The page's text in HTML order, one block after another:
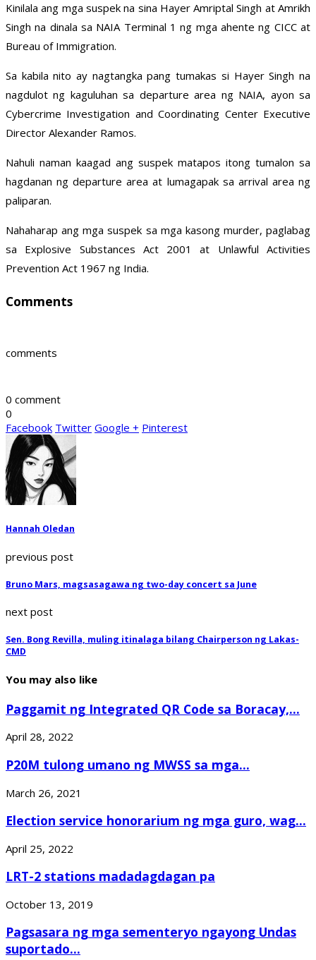
Kinilala ang mga suspek na sina Hayer Amriptal Singh at Amrikh
Singh na dinala sa NAIA Terminal 1 ng mga ahente ng CICC at
Bureau of Immigration.
Sa kabila nito ay nagtangka pang tumakas si Hayer Singh na
nagdulot ng kaguluhan sa departure area ng NAIA, ayon sa
Cybercrime Investigation and Coordinating Center Executive
Director Alexander Ramos.
Nahuli naman kaagad ang suspek matapos itong tumalon sa
hagdanan ng departure area at luma­gapak sa arrival area ng
paliparan.
Nahaharap ang mga suspek sa mga kasong murder, paglabag
sa Explosive Substances Act 2001 at Unlawful Activities
Prevention Act 1967 ng India.
Comments
comments
0 comment
0
Facebook Twitter Google + Pinterest
Hannah Oledan
previous post
Bruno Mars, magsasagawa ng two-day concert sa June
next post
Sen. Bong Revilla, muling itinalaga bilang Chairperson ng Lakas-
CMD
You may also like
Paggamit ng Integrated QR Code sa Boracay,...
April 28, 2022
P20M tulong umano ng MWSS sa mga...
March 26, 2021
Election service honorarium ng mga guro, wag...
April 25, 2022
LRT-2 stations madadagdagan pa
October 13, 2019
Pagsasara ng mga sementeryo ngayong Undas
suportado...